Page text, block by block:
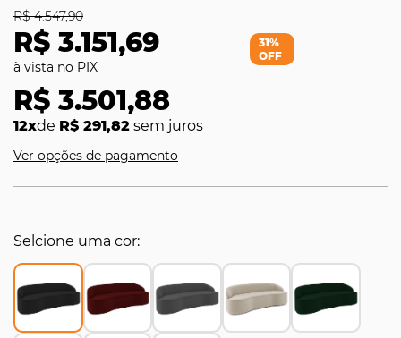
R$ 3.151,69
R$ 4.547,90
R$ 3.501,88
12xde R$ 291,82 sem juros
31%
OFF
Ver opções de pagamento
Selcione uma cor